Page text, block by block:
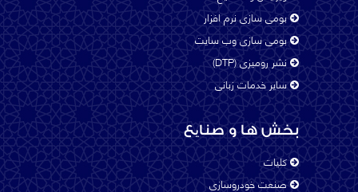
Farsi (Persain)
French - Canada
French - France
بومی سازی نرم افزار
بومی سازی وب سایت
نشر رومیزی (DTP)
سایر خدمات زبانی
بخش ها و صنایع
كليات
صنعت خودروسازی